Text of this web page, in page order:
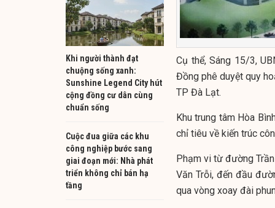
Khi người thành đạt
chuộng sống xanh:
Sunshine Legend City hút
cộng đồng cư dân cùng
chuẩn sống
Cuộc đua giữa các khu
công nghiệp bước sang
giai đoạn mới: Nhà phát
triển không chỉ bán hạ
tầng
Cụ thể, Sáng 15/3,
Đồng phê duyệt quy
TP Đà Lạt.
Khu trung tâm Hòa
chỉ tiêu về kiến trúc
Phạm vi từ đường Trần
Văn Trỗi, đến đầu
qua vòng xoay đài